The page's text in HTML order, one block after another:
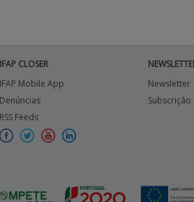
IFAP CLOSER
IFAP Mobile App
Denúncias
RSS Feeds
Newsletter
Subscrição